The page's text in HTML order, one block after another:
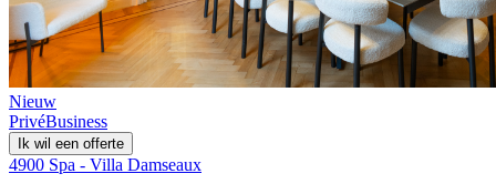
Nieuw
PrivéBusiness
Ik wil een offerte
4900 Spa - Villa Damseaux